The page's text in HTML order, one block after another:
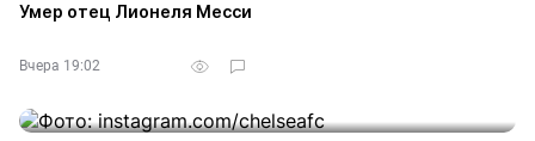
Умер отец Лионеля Месси
Вчера 19:02